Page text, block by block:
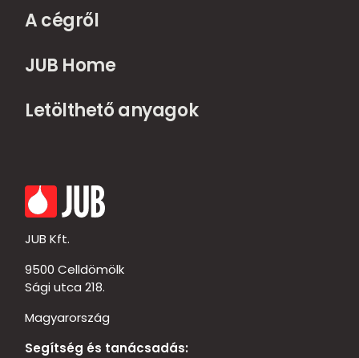
A cégről
JUB Home
Letölthető anyagok
JUB Kft.
9500 Celldömölk
Sági utca 218.
Magyarország
Segítség és tanácsadás: